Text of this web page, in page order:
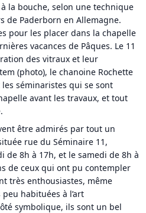
la bouche, selon une technique
de Paderborn en Allemagne.
pour les placer dans la chapelle
vacances de Pâques. Le 11
des vitraux et leur
(photo), le chanoine Rochette
séminaristes qui se sont
avant les travaux, et tout
être admirés par tout un
rue du Séminaire 11,
8h à 17h, et le samedi de 8h à
de ceux qui ont pu contempler
très enthousiastes, même
habituées à l’art
symbolique, ils sont un bel